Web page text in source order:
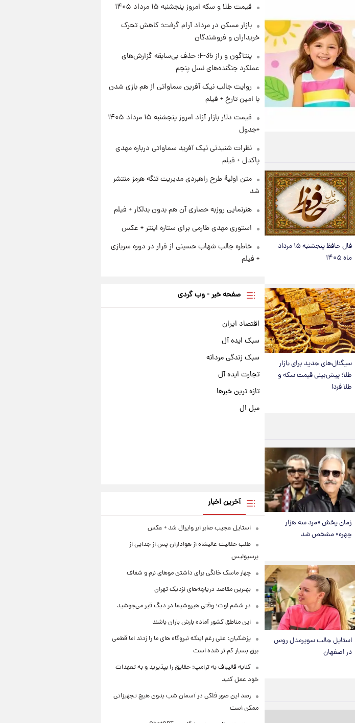
فال حافظ پنجشنبه ۱۵ مرداد
ماه ۱۴۰۵
سیگنال‌های جدید برای بازار
طلا؛ پیش‌بینی قیمت سکه و
طلا فردا
زمان پخش «مرد سه هزار
چهره» مشخص شد
استایل جالب سوپرمدل روس
در اصفهان
قیمت طلا و سکه امروز پنجشنبه ۱۵ مرداد ۱۴۰۵
بازار مسکن در مرداد آرام گرفت؛ کاهش تحرک
خریداران و فروشندگان
پنتاگون و راز F-35؛ حذف بی‌سابقه گزارش‌های
عملکرد جنگنده‌های نسل پنجم
روایت جالب نیک آفرین سماواتی از هم بازی شدن
با امین تارخ + فیلم
قیمت دلار بازار آزاد امروز پنجشنبه ۱۵ مرداد ۱۴۰۵
+جدول
نظرات شنیدنی نیک آفرید سماواتی درباره مهدی
پاکدل + فیلم
متن اولیۀ طرح راهبردی مدیریت تنگه هرمز منتشر
شد
هنرنمایی روزبه حصاری آن هم بدون بدلکار + فیلم
استوری مهدی طارمی برای ستاره اینتر + عکس
خاطره جالب شهاب حسینی از فرار در دوره سربازی
+ فیلم
صفحه خبر - وب گردی
اقتصاد ایران
سبک ایده آل
سبک زندگی مردانه
تجارت ایده آل
تازه ترین خبرها
مبل ال
آخرین اخبار
استایل عجیب صابر ابر وایرال شد + عکس
طلب حلالیت عالیشاه از هواداران پس از جدایی از
پرسپولیس
چهار ماسک خانگی برای داشتن موهای نرم و شفاف
بهترین مقاصد دریاچه‌های نزدیک تهران
در ششم اوت؛ وقتی هیروشیما در دیگ قیر می‌جوشید
این مناطق کشور آماده بارش باران باشند
پزشکیان: علی رغم اینکه نیروگاه های ما را زدند اما قطعی
برق بسیار کم تر شده است
کنایه قالیباف به ترامپ: حقایق را بپذیرید و به تعهدات
خود عمل کنید
رصد این صور فلکی در آسمان شب بدون هیچ تجهیزاتی
ممکن است